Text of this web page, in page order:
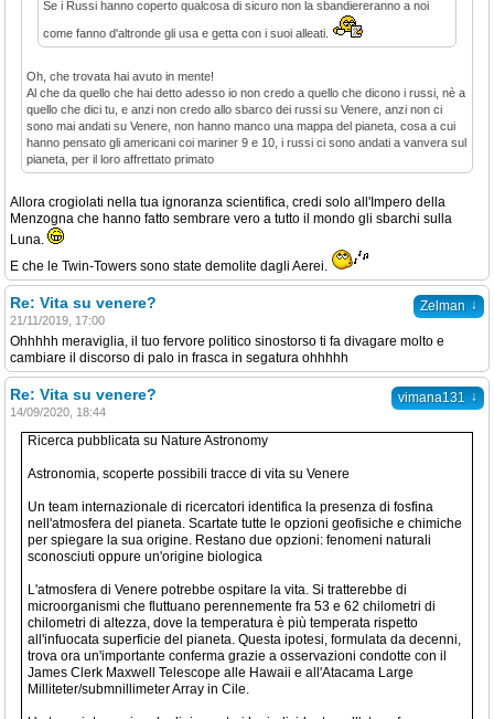
Se i Russi hanno coperto qualcosa di sicuro non la sbandiereranno a noi
come fanno d'altronde gli usa e getta con i suoi alleati.
Oh, che trovata hai avuto in mente!
Al che da quello che hai detto adesso io non credo a quello che dicono i russi, nè a
quello che dici tu, e anzi non credo allo sbarco dei russi su Venere, anzi non ci
sono mai andati su Venere, non hanno manco una mappa del pianeta, cosa a cui
hanno pensato gli americani coi mariner 9 e 10, i russi ci sono andati a vanvera sul
pianeta, per il loro affrettato primato
Allora crogiolati nella tua ignoranza scientifica, credi solo all'Impero della
Menzogna che hanno fatto sembrare vero a tutto il mondo gli sbarchi sulla
Luna.
E che le Twin-Towers sono state demolite dagli Aerei.
Zelman ↓
Re: Vita su venere?
21/11/2019, 17:00
Ohhhhh meraviglia, il tuo fervore politico sinostorso ti fa divagare molto e
cambiare il discorso di palo in frasca in segatura ohhhhh
vimana131 ↓
Re: Vita su venere?
14/09/2020, 18:44
Ricerca pubblicata su Nature Astronomy
Astronomia, scoperte possibili tracce di vita su Venere
Un team internazionale di ricercatori identifica la presenza di fosfina
nell'atmosfera del pianeta. Scartate tutte le opzioni geofisiche e chimiche
per spiegare la sua origine. Restano due opzioni: fenomeni naturali
sconosciuti oppure un'origine biologica
L'atmosfera di Venere potrebbe ospitare la vita. Si tratterebbe di
microorganismi che fluttuano perennemente fra 53 e 62 chilometri di
chilometri di altezza, dove la temperatura è più temperata rispetto
all'infuocata superficie del pianeta. Questa ipotesi, formulata da decenni,
trova ora un'importante conferma grazie a osservazioni condotte con il
James Clerk Maxwell Telescope alle Hawaii e all'Atacama Large
Milliteter/submnillimeter Array in Cile.